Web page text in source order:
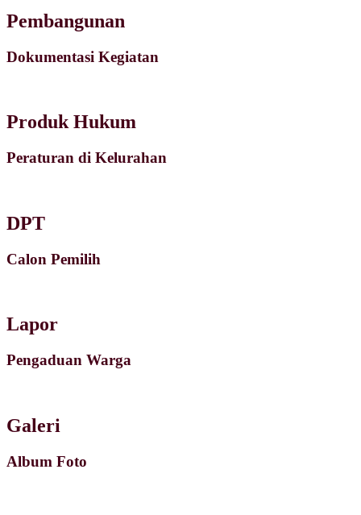
Pembangunan
Dokumentasi Kegiatan
Produk Hukum
Peraturan di Kelurahan
DPT
Calon Pemilih
Lapor
Pengaduan Warga
Galeri
Album Foto